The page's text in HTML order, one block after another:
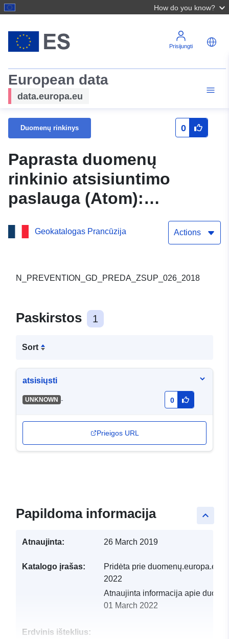
How do you know?
Prisijungti
European data
data.europa.eu
Duomenų rinkinys 0
Paprasta duomenų
rinkinio atsisiuntimo
paslauga (Atom):
Savivaldybių, turinčių
teisę į bandų apsaugą nuo
zonavimas 2018 m.
Geokatalogas Prancūzija Actions
N_PREVENTION_GD_PREDA_ZSUP_026_2018
Paskirstos 1
Sort
atsisiųsti
UNKNOWN - 0
Prieigos URL
keyboard_arrow_up
Papildoma informacija
Atnaujinta: 26 March 2019
Katalogo įrašas: Pridėta prie duomenų.europa.eu:
2022
Atnaujinta informacija apie
01 March 2022
Erdvinis išteklius: